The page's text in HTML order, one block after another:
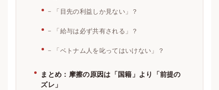
「目先の利益しか見ない」？
「給与は必ず共有される」？
「ベトナム人を叱ってはいけない」？
まとめ：摩擦の原因は「国籍」より「前提の
ズレ」